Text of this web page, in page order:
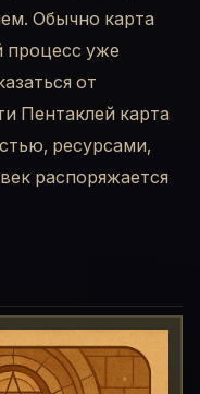
Обычно карта
процесс уже
от
Пентаклей карта
ресурсами,
распоряжается